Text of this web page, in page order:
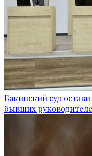
Бакинский суд
бывших